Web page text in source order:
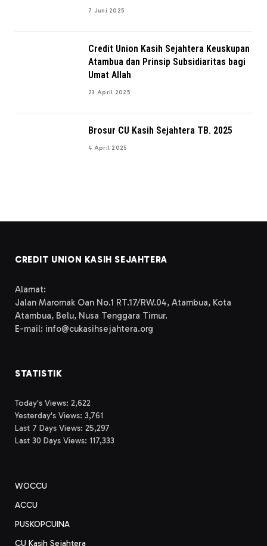
7 Juni 2025
Credit Union Kasih Sejahtera Keuskupan
Atambua dan Prinsip Subsidiaritas bagi
Umat Allah
23 April 2025
Brosur CU Kasih Sejahtera TB. 2025
4 April 2025
CREDIT UNION KASIH SEJAHTERA
Alamat:
Jalan Maromak Oan No.1 RT.17/RW.04, Atambua, Kota
Atambua, Belu, Nusa Tenggara Timur.
E-mail: info@cukasihsejahtera.org
STATISTIK
Today's Views: 2,622
Yesterday's Views: 3,761
Last 7 Days Views: 25,297
Last 30 Days Views: 117,333
WOCCU
ACCU
PUSKOPCUINA
CU Kasih Sejahtera